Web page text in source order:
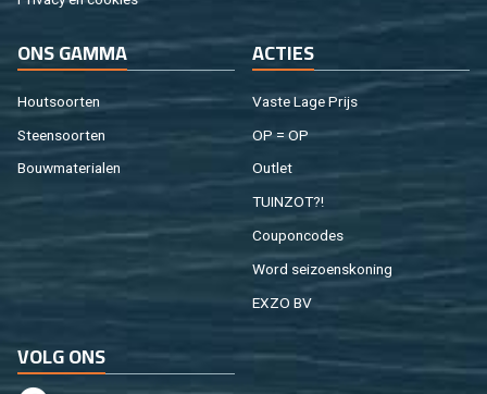
ONS GAMMA
Hout­soor­ten
Steen­soor­ten
Bouw­ma­te­ri­a­len
AC­TIES
Vaste Lage Prijs
OP = OP
Out­let
TUIN­ZOT?!
Cou­pon­co­des
Word sei­zoens­ko­ning
EXZO BV
VOLG ONS